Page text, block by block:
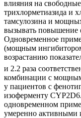
влияния на
трихлорметиазида и
тамсулозина и
вызывать повышение
Одновременное
(мощным
возрастанию
и 2.2 раза
комбинации с
у пациентов с
изоферменту
одновременном
умеренно активными